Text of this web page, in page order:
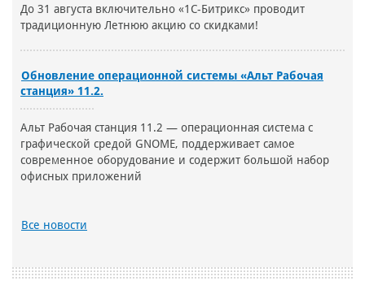
До 31 августа включительно «1С-Битрикс» проводит
традиционную Летнюю акцию со скидками!
Обновление операционной системы «Альт Рабочая
станция» 11.2.
Альт Рабочая станция 11.2 — операционная система с
графической средой GNOME, поддерживает самое
современное оборудование и содержит большой набор
офисных приложений
Все новости